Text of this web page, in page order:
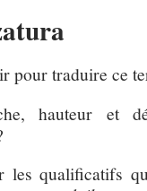
pour traduire ce
hauteur et
qualificatifs